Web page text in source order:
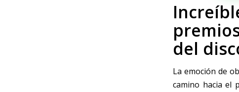
del
La emoción de
camino hacia el